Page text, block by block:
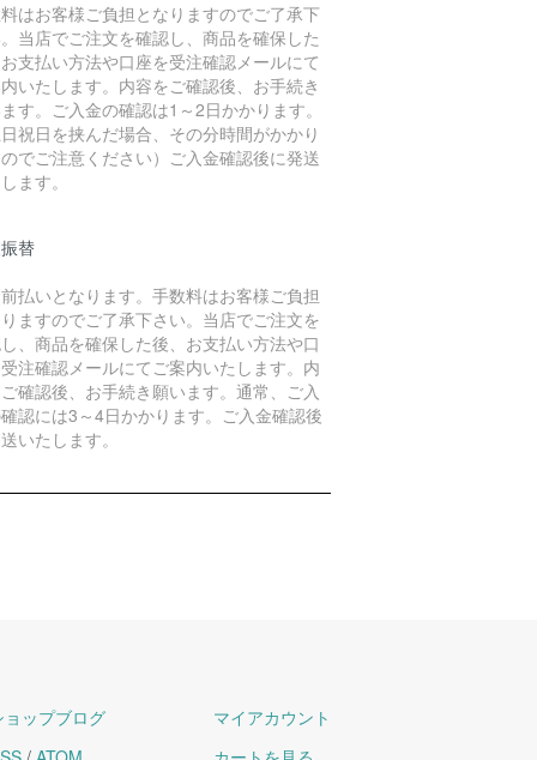
はお客様ご負担となりますのでご了承下
当店でご注文を確認し、商品を確保した
支払い方法や口座を受注確認メールにて
いたします。内容をご確認後、お手続き
す。ご入金の確認は1～2日かかります。
日祝日を挟んだ場合、その分時間がかかり
でご注意ください）ご入金確認後に発送
ます。
替
払いとなります。手数料はお客様ご負担
ますのでご了承下さい。当店でご注文を
、商品を確保した後、お支払い方法や口
注確認メールにてご案内いたします。内
確認後、お手続き願います。通常、ご入
認には3～4日かかります。ご入金確認後
いたします。
ョップブログ
マイアカウント